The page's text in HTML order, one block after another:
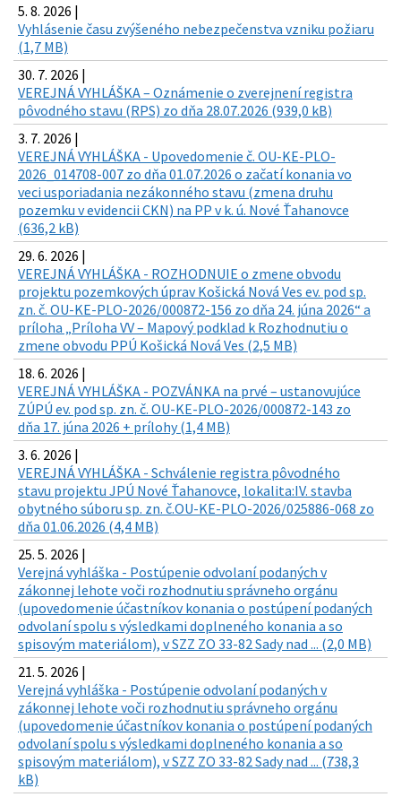
5. 8. 2026 |
Vyhlásenie času zvýšeného nebezpečenstva vzniku požiaru
(1,7 MB)
30. 7. 2026 |
VEREJNÁ VYHLÁŠKA – Oznámenie o zverejnení registra
pôvodného stavu (RPS) zo dňa 28.07.2026 (939,0 kB)
3. 7. 2026 |
VEREJNÁ VYHLÁŠKA - Upovedomenie č. OU-KE-PLO-
2026_014708-007 zo dňa 01.07.2026 o začatí konania vo
veci usporiadania nezákonného stavu (zmena druhu
pozemku v evidencii CKN) na PP v k. ú. Nové Ťahanovce
(636,2 kB)
29. 6. 2026 |
VEREJNÁ VYHLÁŠKA - ROZHODNUIE o zmene obvodu
projektu pozemkových úprav Košická Nová Ves ev. pod sp.
zn. č. OU-KE-PLO-2026/000872-156 zo dňa 24. júna 2026“ a
príloha „Príloha VV – Mapový podklad k Rozhodnutiu o
zmene obvodu PPÚ Košická Nová Ves (2,5 MB)
18. 6. 2026 |
VEREJNÁ VYHLÁŠKA - POZVÁNKA na prvé – ustanovujúce
ZÚPÚ ev. pod sp. zn. č. OU-KE-PLO-2026/000872-143 zo
dňa 17. júna 2026 + prílohy (1,4 MB)
3. 6. 2026 |
VEREJNÁ VYHLÁŠKA - Schválenie registra pôvodného
stavu projektu JPÚ Nové Ťahanovce, lokalita:IV. stavba
obytného súboru sp. zn. č.OU-KE-PLO-2026/025886-068 zo
dňa 01.06.2026 (4,4 MB)
25. 5. 2026 |
Verejná vyhláška - Postúpenie odvolaní podaných v
zákonnej lehote voči rozhodnutiu správneho orgánu
(upovedomenie účastníkov konania o postúpení podaných
odvolaní spolu s výsledkami doplneného konania a so
spisovým materiálom), v SZZ ZO 33-82 Sady nad ... (2,0 MB)
21. 5. 2026 |
Verejná vyhláška - Postúpenie odvolaní podaných v
zákonnej lehote voči rozhodnutiu správneho orgánu
(upovedomenie účastníkov konania o postúpení podaných
odvolaní spolu s výsledkami doplneného konania a so
spisovým materiálom), v SZZ ZO 33-82 Sady nad ... (738,3
kB)